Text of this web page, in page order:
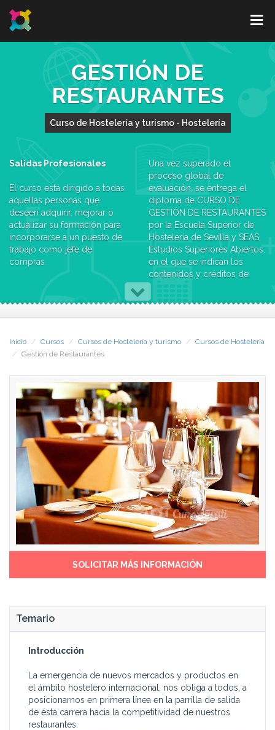
GESTIÓN DE
RESTAURANTES
Curso de Hostelería y turismo - Hostelería
Salidas Profesionales
El curso está dirigido a todas
aquellas personas que
deseen adquirir, mejorar o
actualizar su formación para
incorporarse a un puesto de
trabajo como jefe de
compras.
Titulación obtenida
Una vez superado el
proceso global de
evaluación, se entrega el
diploma de CURSO DE
GESTIÓN DE RESTAURANTES
por la Escuela Superior de
Hostelería de Sevilla y SEAS,
Estudios Superiores Abiertos,
en el que se indican los
contenidos y créditos de
estudio.
Inicio Cursos Cursos de Hostelería y turismo
Cursos de Hostelería
Gestión de Restaurantes
SOLICITAR MÁS INFORMACIÓN
Temario
Introducción
La emergencia de nuevos mercados y productos en
el ámbito hostelero internacional, nos obliga a todos, a
posicionarnos en primera línea en la parrilla de salida
de ésta carrera hacia la competitividad de nuestros
restaurantes.